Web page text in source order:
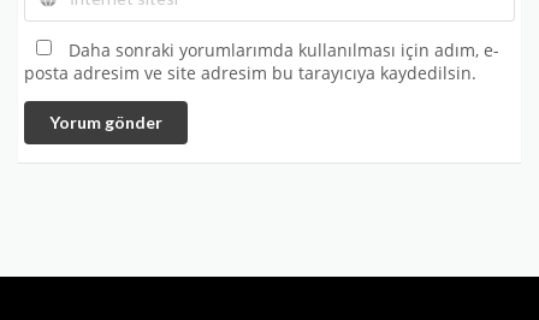
Daha sonraki yorumlarımda kullanılması için adım, e-
posta adresim ve site adresim bu tarayıcıya kaydedilsin.
Yorum gönder